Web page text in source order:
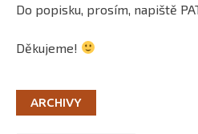
Do popisku, prosím, napiště
Děkujeme!
ARCHIVY